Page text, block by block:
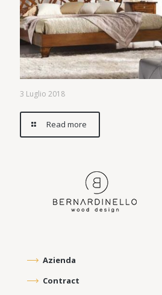
3 Luglio 2018
Read more
Azienda
Contract